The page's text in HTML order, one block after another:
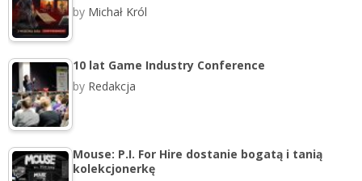
by Michał Król
10 lat Game Industry Conference
by Redakcja
Mouse: P.I. For Hire dostanie bogatą i tanią
kolekcjonerkę